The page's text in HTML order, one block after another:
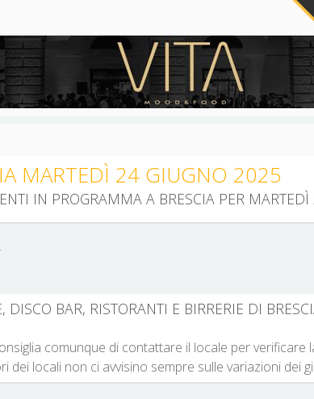
MARTEDÌ 24 GIUGNO 2025
IN PROGRAMMA A BRESCIA PER
DISCO BAR, RISTORANTI E BIRRERIE DI
comunque di contattare il locale per verificare
dei locali non ci avvisino sempre sulle variazioni dei